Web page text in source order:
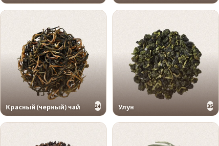
Красный (черный) чай 24 Улун 35